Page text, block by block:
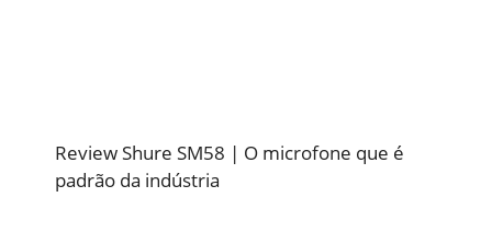
Review Shure SM58 | O microfone que é
padrão da indústria